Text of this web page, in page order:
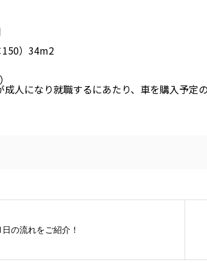
）34m2
人になり就職するにあたり、車を購入予
の流れをご紹介！